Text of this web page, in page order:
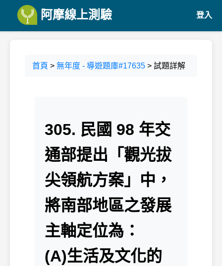
阿摩線上測驗 登入
首頁 > 無年度 - 導遊題庫#17635 > 試題詳解
305. 民國 98 年交
通部提出「觀光拔
尖領航方案」中，
將南部地區之發展
主軸定位為：
(A)生活及文化的